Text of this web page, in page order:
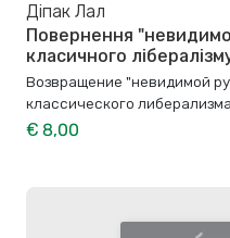
Діпак Лал
Повернення
класичного
Возвращение "невидимой
классического
€ 8,00